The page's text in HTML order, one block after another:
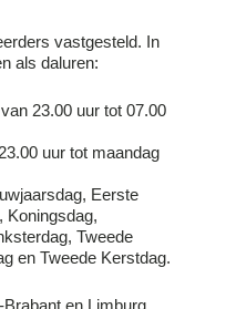
vastgesteld. In
als daluren:
23.00 uur tot 07.00
uur tot maandag
Eerste
Koningsdag,
Tweede
en Tweede Kerstdag.
en Limburg